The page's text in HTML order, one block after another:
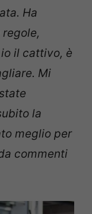
Ha
il cattivo, è
Mi
la
meglio per
commenti